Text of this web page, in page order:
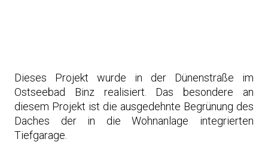
Dieses Projekt wurde in der Dünenstraße im
Ostseebad Binz realisiert. Das besondere an
diesem Projekt ist die ausgedehnte Begrünung des
Daches der in die Wohnanlage integrierten
Tiefgarage.